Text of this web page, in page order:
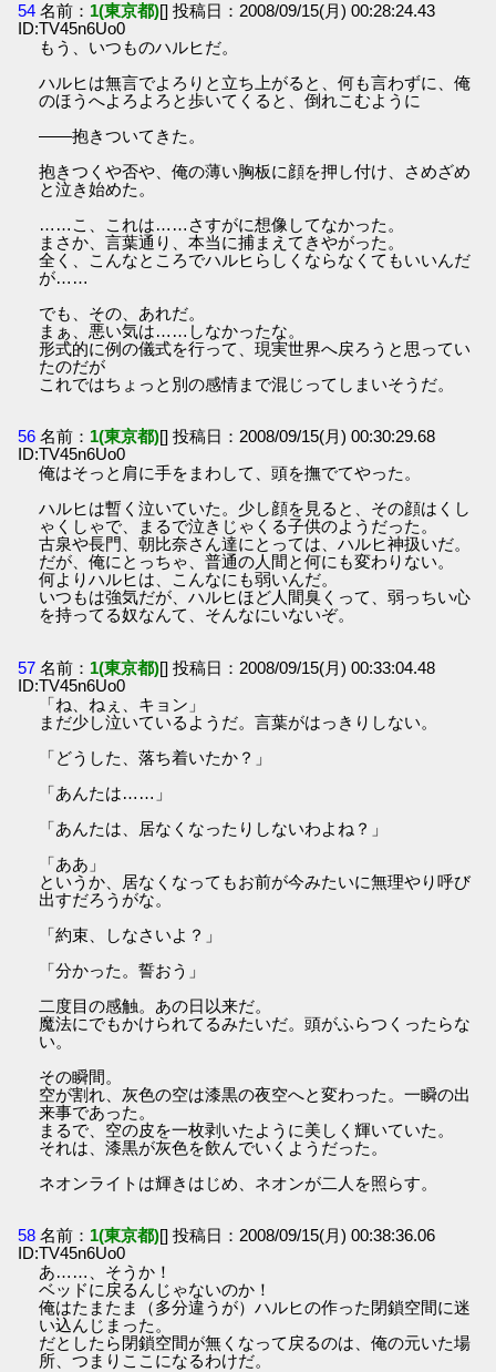
54 名前： 1(東京都)[] 投稿日：2008/09/15(月) 00:28:24.43
ID:TV45n6Uo0
もう、いつものハルヒだ。
ハルヒは無言でよろりと立ち上がると、何も言わずに、俺
のほうへよろよろと歩いてくると、倒れこむように
――抱きついてきた。
抱きつくや否や、俺の薄い胸板に顔を押し付け、さめざめ
と泣き始めた。
……こ、これは……さすがに想像してなかった。
まさか、言葉通り、本当に捕まえてきやがった。
全く、こんなところでハルヒらしくならなくてもいいんだ
が……
でも、その、あれだ。
まぁ、悪い気は……しなかったな。
形式的に例の儀式を行って、現実世界へ戻ろうと思ってい
たのだが
これではちょっと別の感情まで混じってしまいそうだ。
56 名前： 1(東京都)[] 投稿日：2008/09/15(月) 00:30:29.68
ID:TV45n6Uo0
俺はそっと肩に手をまわして、頭を撫でてやった。
ハルヒは暫く泣いていた。少し顔を見ると、その顔はくし
ゃくしゃで、まるで泣きじゃくる子供のようだった。
古泉や長門、朝比奈さん達にとっては、ハルヒ神扱いだ。
だが、俺にとっちゃ、普通の人間と何にも変わりない。
何よりハルヒは、こんなにも弱いんだ。
いつもは強気だが、ハルヒほど人間臭くって、弱っちい心
を持ってる奴なんて、そんなにいないぞ。
57 名前： 1(東京都)[] 投稿日：2008/09/15(月) 00:33:04.48
ID:TV45n6Uo0
「ね、ねぇ、キョン」
まだ少し泣いているようだ。言葉がはっきりしない。
「どうした、落ち着いたか？」
「あんたは……」
「あんたは、居なくなったりしないわよね？」
「ああ」
というか、居なくなってもお前が今みたいに無理やり呼び
出すだろうがな。
「約束、しなさいよ？」
「分かった。誓おう」
二度目の感触。あの日以来だ。
魔法にでもかけられてるみたいだ。頭がふらつくったらな
い。
その瞬間。
空が割れ、灰色の空は漆黒の夜空へと変わった。一瞬の出
来事であった。
まるで、空の皮を一枚剥いたように美しく輝いていた。
それは、漆黒が灰色を飲んでいくようだった。
ネオンライトは輝きはじめ、ネオンが二人を照らす。
58 名前： 1(東京都)[] 投稿日：2008/09/15(月) 00:38:36.06
ID:TV45n6Uo0
あ……、そうか！
ベッドに戻るんじゃないのか！
俺はたまたま（多分違うが）ハルヒの作った閉鎖空間に迷
い込んじまった。
だとしたら閉鎖空間が無くなって戻るのは、俺の元いた場
所、つまりここになるわけだ。